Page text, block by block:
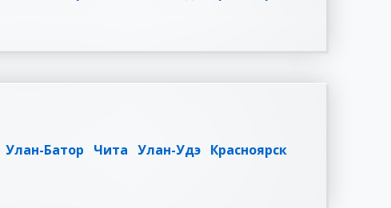
Улан-Батор Чита Улан-Удэ Красноярск